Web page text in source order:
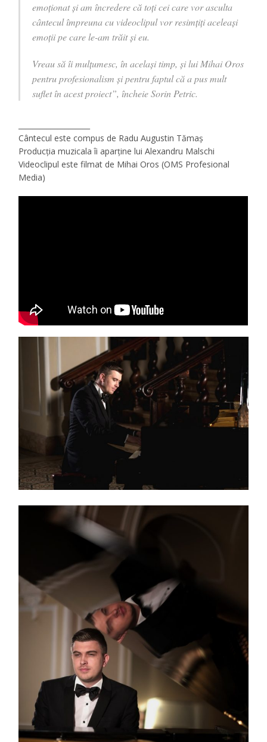
emoționat și am încredere că toți cei care vor asculta
cântecul împreuna cu videoclipul vor resimțiți aceleași
emoții pe care le-am trăit și eu.
Vreau să îi mulțumesc, în același timp, și lui Mihai Oros
pentru profesionalism și pentru faptul că a pus mult
suflet în acest proiect”, încheie Sorin Petric.
Cântecul este compus de Radu Augustin Tămaș
Producția muzicala îi aparține lui Alexandru Malschi
Videoclipul este filmat de Mihai Oros (OMS Profesional
Media)